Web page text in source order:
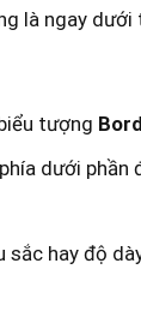
là ngay dưới
tượng
dưới phần
sắc hay độ